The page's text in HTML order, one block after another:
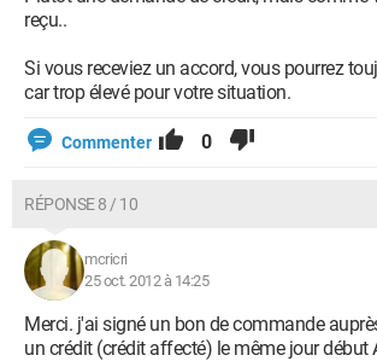
reçu..
Si vous receviez un accord, vous pourrez
car trop élevé pour votre situation.
Commenter 0
RÉPONSE 8 / 10
mcricri
25 oct. 2012 à 14:25
Merci. j'ai signé un bon de commande
un crédit (crédit affecté) le même jour début